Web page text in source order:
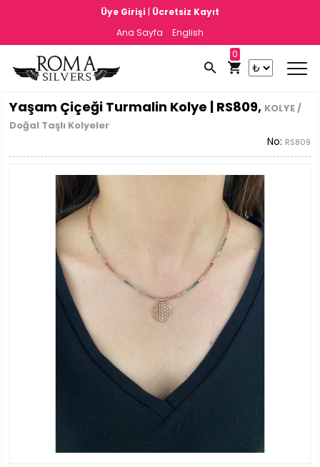
Üye Girişi | Ücretsiz Kayıt
Ana Sayfa
English
0
Yaşam Çiçeği Turmalin Kolye | RS809, KOLYE /
Doğal Taşlı Kolyeler
No: RS809